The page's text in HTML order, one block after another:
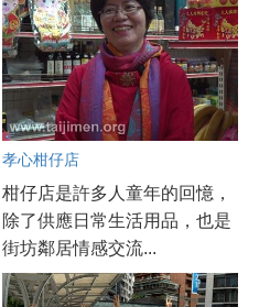
孝心柑仔店
柑仔店是許多人童年的回憶，
除了供應日常生活用品，也是
街坊鄰居情感交流...